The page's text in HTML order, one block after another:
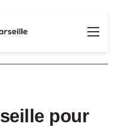
pour